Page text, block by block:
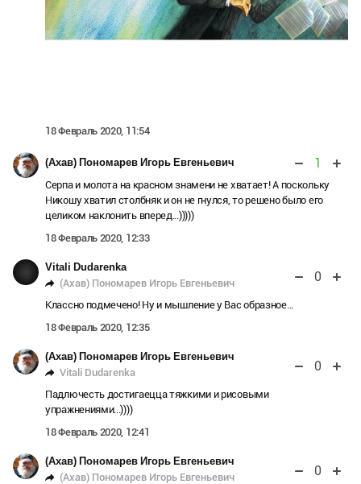
18 Февраль 2020, 11:54
(Ахав) Пономарев Игорь Евгеньевич 1
Серпа и молота на красном знамени не хватает! А поскольку
Никошу хватил столбняк и он не гнулся, то решено было его
целиком наклонить вперед...)))))
18 Февраль 2020, 12:33
Vitali Dudarenka
(Ахав) Пономарев Игорь Евгеньевич
0
Классно подмечено! Ну и мышление у Вас образное...
18 Февраль 2020, 12:35
(Ахав) Пономарев Игорь Евгеньевич
Vitali Dudarenka
0
Падлючесть достигаецца тяжкими и рисовыми
упражнениями...))))
18 Февраль 2020, 12:41
(Ахав) Пономарев Игорь Евгеньевич
(Ахав) Пономарев Игорь Евгеньевич
0